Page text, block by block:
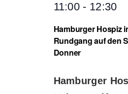
Hamburger Hospiz
Rundgang auf den
Donner
11:00 - 12:30
Hamburger